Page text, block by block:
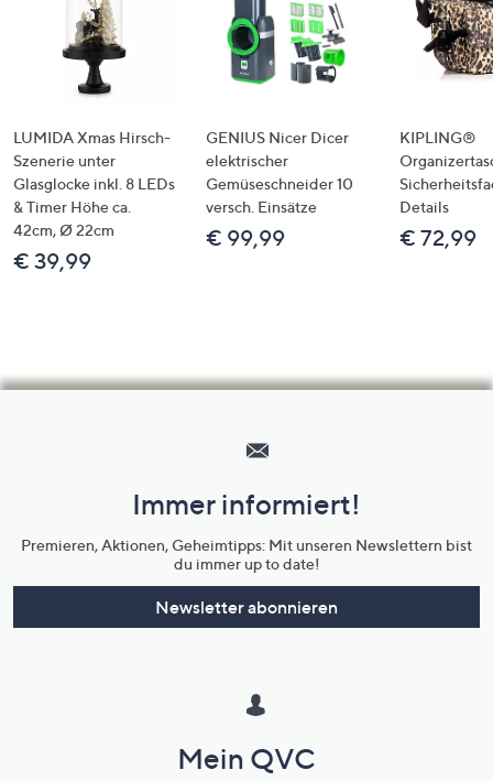
LUMIDA Xmas Hirsch-
Szenerie unter
Glasglocke inkl. 8 LEDs
& Timer Höhe ca.
42cm, Ø 22cm
€ 39,99
GENIUS Nicer Dicer
elektrischer
Gemüseschneider 10
versch. Einsätze
€ 99,99
KIPLING®
Details
€ 72,99
Unternehmensinformationen
Immer informiert!
Premieren, Aktionen, Geheimtipps: Mit unseren Newslettern bist
du immer up to date!
Newsletter abonnieren
Mein QVC